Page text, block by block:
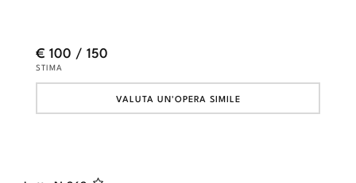
€ 100 / 150
STIMA
VALUTA UN'OPERA SIMILE